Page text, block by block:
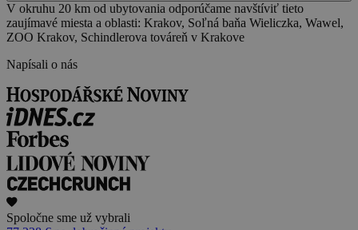
V okruhu 20 km od ubytovania odporúčame navštíviť tieto
zaujímavé miesta a oblasti: Krakov, Soľná baňa Wieliczka, Wawel,
ZOO Krakov, Schindlerova továreň v Krakove
Napísali o nás
Spoločne sme už vybrali